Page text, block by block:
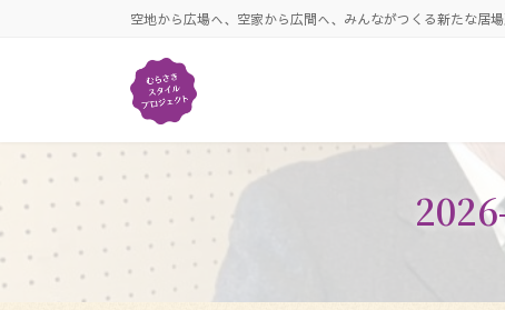
へ
ッ
プ
ョ
移
動
空地から広場へ、空家から広間へ、みんながつくる新たな居場